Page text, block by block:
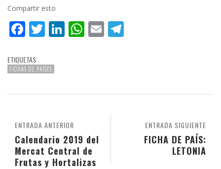
Compartir esto
Facebook
Twitter
LinkedIn
WhatsApp
Email
ETIQUETAS:
FICHAS DE PAÍSES
ENTRADA SIGUIENTE
FICHA DE PAÍS:
LETONIA
ENTRADA ANTERIOR
Calendario 2019 del
Mercat Central de
Frutas y Hortalizas